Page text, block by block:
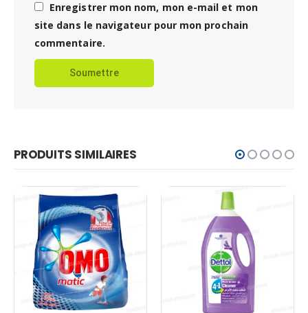
Enregistrer mon nom, mon e-mail et mon
site dans le navigateur pour mon prochain
commentaire.
PRODUITS SIMILAIRES